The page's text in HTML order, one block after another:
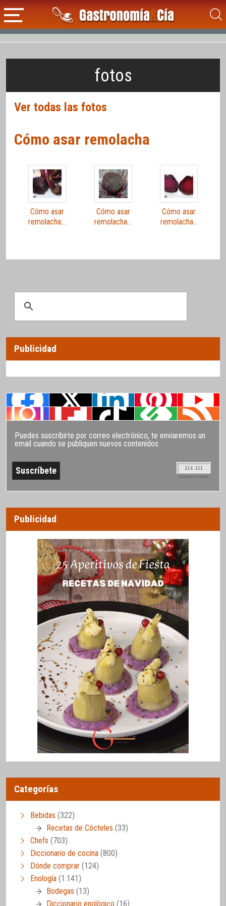
fotos
Ver todas las fotos
Cómo asar remolacha
Cómo asar
remolacha…
Cómo asar
remolacha…
Cómo asar
remolacha…
Publicidad
Puedes suscribirte por correo electrónico, te enviaremos un
email cuando se publiquen nuevos contenidos
114.111
SUSCRIPTORES
Publicidad
Categorías
Bebidas (322)
Recetas de Cócteles (33)
Chefs (703)
Diccionario de cocina (800)
Dónde comprar (124)
Enología (1.141)
Bodegas (13)
Diccionario enológico (16)